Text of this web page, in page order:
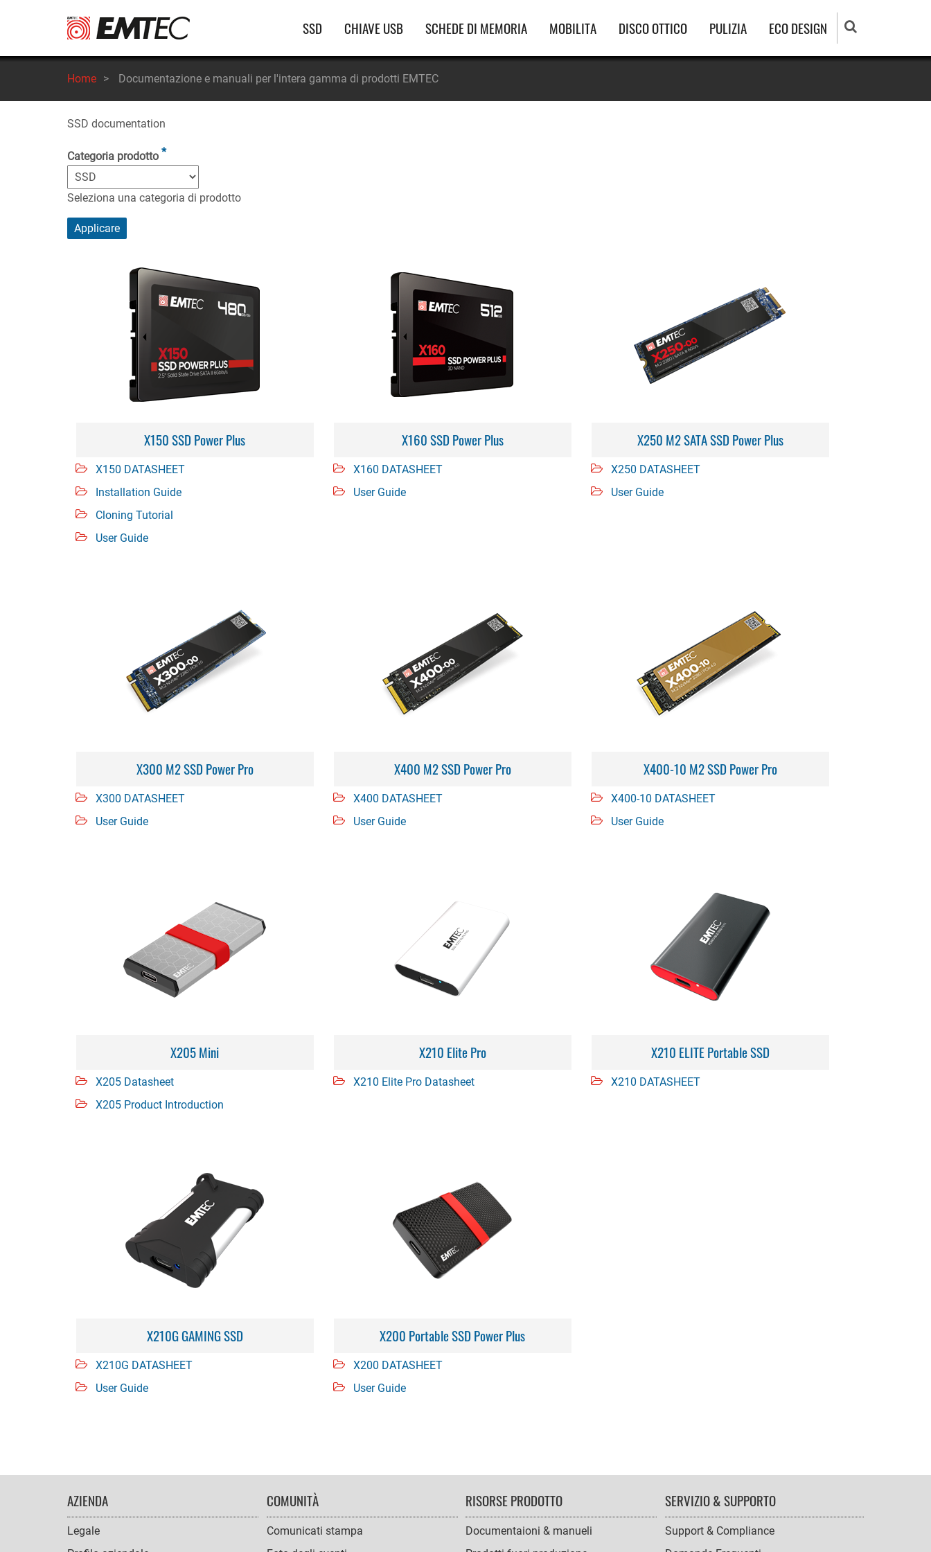
principale
Navigazione
principale
SSD CHIAVE USB SCHEDE DI MEMORIA MOBILITA DISCO OTTICO PULIZIA ECO DESIGN
Home > Documentazione e manuali per l'intera gamma di prodotti EMTEC
SSD documentation
Categoria prodotto
Seleziona una categoria di prodotto
X150 SSD Power Plus
X150 DATASHEET
Installation Guide
Cloning Tutorial
User Guide
X160 SSD Power Plus
X160 DATASHEET
User Guide
X250 M2 SATA SSD Power Plus
X250 DATASHEET
User Guide
X300 M2 SSD Power Pro
X300 DATASHEET
User Guide
X400 M2 SSD Power Pro
X400 DATASHEET
User Guide
X400-10 M2 SSD Power Pro
X400-10 DATASHEET
User Guide
X205 Mini
X205 Datasheet
X205 Product Introduction
X210 Elite Pro
X210 Elite Pro Datasheet
X210 ELITE Portable SSD
X210 DATASHEET
X210G GAMING SSD
X210G DATASHEET
User Guide
X200 Portable SSD Power Plus
X200 DATASHEET
User Guide
FOOTER
NAVIGATION
AZIENDA
Legale
COMUNITÀ
Comunicati stampa
RISORSE PRODOTTO
Documentaioni & manueli
SERVIZIO & SUPPORTO
Support & Compliance